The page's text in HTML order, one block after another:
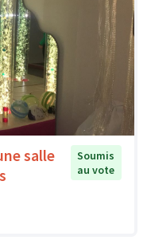
salle
Soumis
au vote